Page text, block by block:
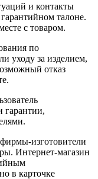
и контакты
талоне.
с товаром.
по
уходу за изделием,
отказ
гарантии,
изготовители
Интернет-магазин
в карточке